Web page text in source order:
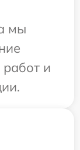
мы
и